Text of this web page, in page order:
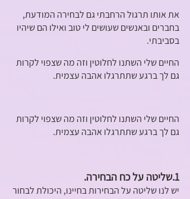
את אותו תרגול הרחבתי גם לבחירה המודעת,
בחברים ובאנשים שעושים לי טוב ואילו הם שיהיו
בסביבתי.
החיים שלי השתנו לחלוטין וזה מה שצפוי לקרות
גם לך ברגע שתתרגלו אהבה עצמית.
החיים שלי השתנו לחלוטין וזה מה שצפוי לקרות
גם לך ברגע שתתרגלו אהבה עצמית.
1.שליטה על כח הבחירה.
יש לנו שליטה על הבחירות בחיינו, היכולת לבחור